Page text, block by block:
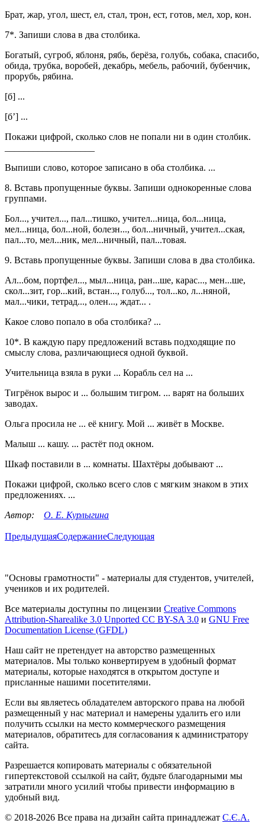
Брат, жар, угол, шест, ел, стал, трон, ест, готов, мел, хор, кон.
7*. Запиши слова в два столбика.
Богатый, сугроб, яблоня, рябь, берёза, голубь, собака, спасибо,
обида, трубка, воробей, декабрь, мебель, рабочий, бубенчик,
прорубь, рябина.
[б] ...
[б’] ...
Покажи цифрой, сколько слов не попали ни в один столбик.
Выпиши слово, которое записано в оба столбика. ...
8. Вставь пропущенные буквы. Запиши однокоренные слова
группами.
Бол..., учител..., пал...тишко, учител...ница, бол...ница,
мел...ница, бол...ной, болезн..., бол...ничный, учител...ская,
пал...то, мел...ник, мел...ничный, пал...товая.
9. Вставь пропущенные буквы. Запиши слова в два столбика.
Ал...бом, портфел..., мыл...ница, ран...ше, карас..., мен...ше,
скол...зит, гор...кий, встан..., голуб..., тол...ко, л...няной,
мал...чики, тетрад..., олен..., ждат... .
Какое слово попало в оба столбика? ...
10*. В каждую пару предложений вставь подходящие по
смыслу слова, различающиеся одной буквой.
Учительница взяла в руки ... Корабль сел на ...
Тигрёнок вырос и ... большим тигром. ... варят на больших
заводах.
Ольга просила не ... её книгу. Мой ... живёт в Москве.
Малыш ... кашу. ... растёт под окном.
Шкаф поставили в ... комнаты. Шахтёры добывают ...
Покажи цифрой, сколько всего слов с мягким знаком в этих
предложениях. ...
Автор: О. Е. Курлыгина
ПредыдущаяСодержаниеСледующая
"Основы грамотности" - материалы для студентов, учителей,
учеников и их родителей.
Все материалы доступны по лицензии Creative Commons
Attribution-Sharealike 3.0 Unported CC BY-SA 3.0 и GNU Free
Documentation License (GFDL)
Наш сайт не претендует на авторство размещенных
материалов. Мы только конвертируем в удобный формат
материалы, которые находятся в открытом доступе и
присланные нашими посетителями.
Если вы являетесь обладателем авторского права на любой
размещенный у нас материал и намерены удалить его или
получить ссылки на место коммерческого размещения
материалов, обратитесь для согласования к администратору
сайта.
Разрешается копировать материалы с обязательной
гипертекстовой ссылкой на сайт, будьте благодарными мы
затратили много усилий чтобы привести информацию в
удобный вид.
© 2018-2026 Все права на дизайн сайта принадлежат С.Є.А.